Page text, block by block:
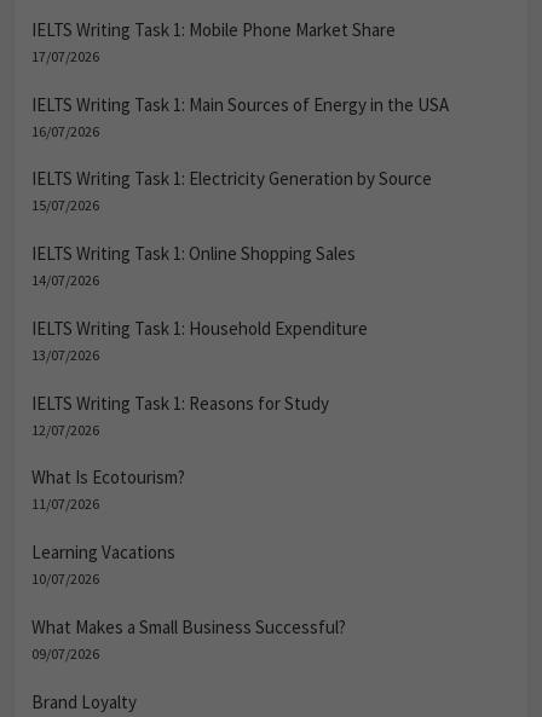
IELTS Writing Task 1: Mobile Phone Market Share
17/07/2026
IELTS Writing Task 1: Main Sources of Energy in the USA
16/07/2026
IELTS Writing Task 1: Electricity Generation by Source
15/07/2026
IELTS Writing Task 1: Online Shopping Sales
14/07/2026
IELTS Writing Task 1: Household Expenditure
13/07/2026
IELTS Writing Task 1: Reasons for Study
12/07/2026
What Is Ecotourism?
11/07/2026
Learning Vacations
10/07/2026
What Makes a Small Business Successful?
09/07/2026
Brand Loyalty